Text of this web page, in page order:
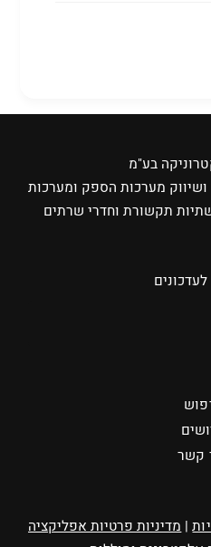
בע"מ
מערכות הספק ומערכות
תקשורת וחדרי שרתים
|מדיניות פרטיות אפליקציה